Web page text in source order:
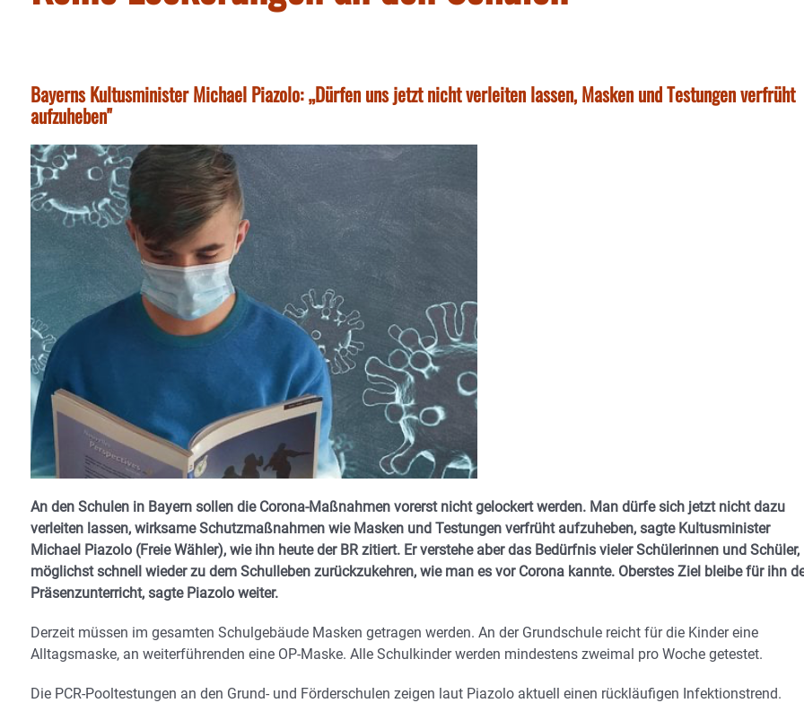
Bayerns Kultusminister Michael Piazolo: „Dürfen uns jetzt nicht verleiten lassen, Masken und Testungen verfrüht
aufzuheben"
An den Schulen in Bayern sollen die Corona-Maßnahmen vorerst nicht gelockert werden. Man dürfe sich jetzt nicht dazu
verleiten lassen, wirksame Schutzmaßnahmen wie Masken und Testungen verfrüht aufzuheben, sagte Kultusminister
Michael Piazolo (Freie Wähler), wie ihn heute der BR zitiert. Er verstehe aber das Bedürfnis vieler Schülerinnen und Schüler,
möglichst schnell wieder zu dem Schulleben zurückzukehren, wie man es vor Corona kannte. Oberstes Ziel bleibe für ihn
Präsenzunterricht, sagte Piazolo weiter.
Derzeit müssen im gesamten Schulgebäude Masken getragen werden. An der Grundschule reicht für die Kinder eine
Alltagsmaske, an weiterführenden eine OP-Maske. Alle Schulkinder werden mindestens zweimal pro Woche getestet.
Die PCR-Pooltestungen an den Grund- und Förderschulen zeigen laut Piazolo aktuell einen rückläufigen Infektionstrend.